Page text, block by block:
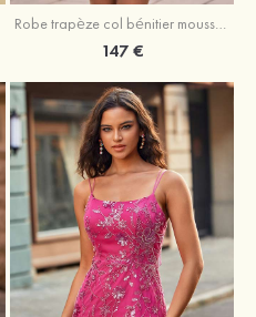
Robe trapèze col bénitier mousseline courte/mini robe de fête de la rentrée avec appliqué
147 €